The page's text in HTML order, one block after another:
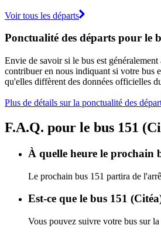
Voir tous les départs
Ponctualité des départs pour le
Envie de savoir si le bus est
contribuer en nous indiquant si votre bus
qu'elles diffèrent des données officielles
Plus de détails sur la ponctualité des
F.A.Q. pour le bus 151
À quelle heure le
Le prochain bus 151 partira de
Est-ce que le bus 151
Vous pouvez suivre votre bus sur